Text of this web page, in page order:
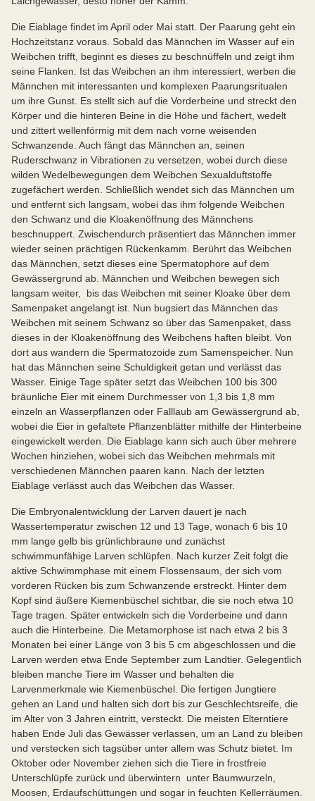
Die Eiablage findet im April oder Mai statt. Der Paarung geht ein
Hochzeitstanz voraus. Sobald das Männchen im Wasser auf ein
Weibchen trifft, beginnt es dieses zu beschnüffeln und zeigt ihm
seine Flanken. Ist das Weibchen an ihm interessiert, werben die
Männchen mit interessanten und komplexen Paarungsritualen
um ihre Gunst. Es stellt sich auf die Vorderbeine und streckt den
Körper und die hinteren Beine in die Höhe und fächert, wedelt
und zittert wellenförmig mit dem nach vorne weisenden
Schwanzende. Auch fängt das Männchen an, seinen
Ruderschwanz in Vibrationen zu versetzen, wobei durch diese
wilden Wedelbewegungen dem Weibchen Sexualduftstoffe
zugefächert werden. Schließlich wendet sich das Männchen um
und entfernt sich langsam, wobei das ihm folgende Weibchen
den Schwanz und die Kloakenöffnung des Männchens
beschnuppert. Zwischendurch präsentiert das Männchen immer
wieder seinen prächtigen Rückenkamm. Berührt das Weibchen
das Männchen, setzt dieses eine Spermatophore auf dem
Gewässergrund ab. Männchen und Weibchen bewegen sich
langsam weiter, bis das Weibchen mit seiner Kloake über dem
Samenpaket angelangt ist. Nun bugsiert das Männchen das
Weibchen mit seinem Schwanz so über das Samenpaket, dass
dieses in der Kloakenöffnung des Weibchens haften bleibt. Von
dort aus wandern die Spermatozoide zum Samenspeicher. Nun
hat das Männchen seine Schuldigkeit getan und verlässt das
Wasser. Einige Tage später setzt das Weibchen 100 bis 300
bräunliche Eier mit einem Durchmesser von 1,3 bis 1,8 mm
einzeln an Wasserpflanzen oder Falllaub am Gewässergrund ab,
wobei die Eier in gefaltete Pflanzenblätter mithilfe der Hinterbeine
eingewickelt werden. Die Eiablage kann sich auch über mehrere
Wochen hinziehen, wobei sich das Weibchen mehrmals mit
verschiedenen Männchen paaren kann. Nach der letzten
Eiablage verlässt auch das Weibchen das Wasser.
Die Embryonalentwicklung der Larven dauert je nach
Wassertemperatur zwischen 12 und 13 Tage, wonach 6 bis 10
mm lange gelb bis grünlichbraune und zunächst
schwimmunfähige Larven schlüpfen. Nach kurzer Zeit folgt die
aktive Schwimmphase mit einem Flossensaum, der sich vom
vorderen Rücken bis zum Schwanzende erstreckt. Hinter dem
Kopf sind äußere Kiemenbüschel sichtbar, die sie noch etwa 10
Tage tragen. Später entwickeln sich die Vorderbeine und dann
auch die Hinterbeine. Die Metamorphose ist nach etwa 2 bis 3
Monaten bei einer Länge von 3 bis 5 cm abgeschlossen und die
Larven werden etwa Ende September zum Landtier. Gelegentlich
bleiben manche Tiere im Wasser und behalten die
Larvenmerkmale wie Kiemenbüschel. Die fertigen Jungtiere
gehen an Land und halten sich dort bis zur Geschlechtsreife, die
im Alter von 3 Jahren eintritt, versteckt. Die meisten Elterntiere
haben Ende Juli das Gewässer verlassen, um an Land zu bleiben
und verstecken sich tagsüber unter allem was Schutz bietet. Im
Oktober oder November ziehen sich die Tiere in frostfreie
Unterschlüpfe zurück und überwintern unter Baumwurzeln,
Moosen, Erdaufschüttungen und sogar in feuchten Kellerräumen.